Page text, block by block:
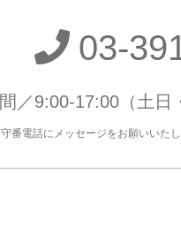
03-
／9:00-17:00 （土
番電話にメッセージをお願いいた